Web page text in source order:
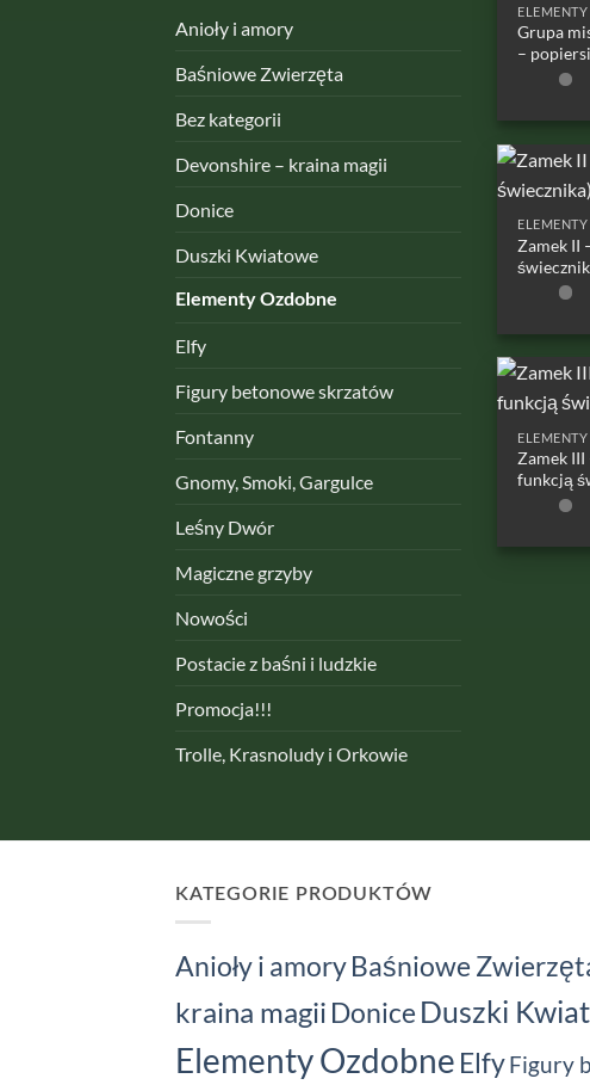
Anioły i amory
Baśniowe Zwierzęta
Bez kategorii
Devonshire – kraina magii
Donice
Duszki Kwiatowe
Elementy Ozdobne
Elfy
Figury betonowe skrzatów
Fontanny
Gnomy, Smoki, Gargulce
Leśny Dwór
Magiczne grzyby
Nowości
Postacie z baśni i ludzkie
Promocja!!!
Trolle, Krasnoludy i Orkowie
Grupa
–
Zamek II
Zamek
funkcją
KATEGORIE PRODUKTÓW
Anioły i amoryBaśniowe
kraina magii Donice Duszki
Elementy Ozdobne ElfyFigury